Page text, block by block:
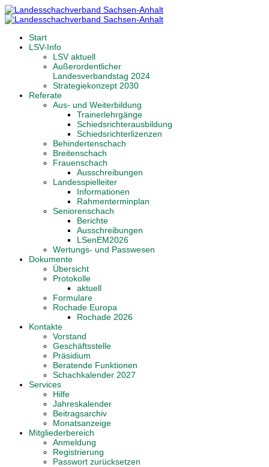
Start
LSV-Info
LSV aktuell
Außerordentlicher
Landesverbandstag 2024
Strategiekonzept 2030
Referate
Aus- und Weiterbildung
Trainerlehrgänge
Schiedsrichterausbildung
Schiedsrichterlizenzen
Behindertenschach
Breitenschach
Frauenschach
Ausschreibungen
Landesspielleiter
Informationen
Rahmenterminplan
Seniorenschach
Berichte
Ausschreibungen
LSenEM2026
Wertungs- und Passwesen
Dokumente
Übersicht
Protokolle
aktuell
Formulare
Rochade Europa
Rochade 2026
Kontakte
Vorstand
Geschäftsstelle
Präsidium
Beratende Funktionen
Schachkalender 2027
Services
Hilfe
Jahreskalender
Beitragsarchiv
Monatsanzeige
Mitgliederbereich
Anmeldung
Registrierung
Passwort zurücksetzen